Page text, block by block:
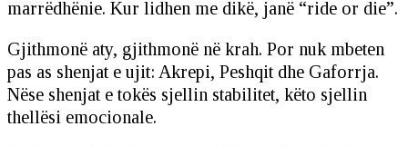
marrëdhënie. Kur lidhen me dikë, janë “ride or die”.
Gjithmonë aty, gjithmonë në krah. Por nuk mbeten
pas as shenjat e ujit: Akrepi, Peshqit dhe Gaforrja.
Nëse shenjat e tokës sjellin stabilitet, këto sjellin
thellësi emocionale.